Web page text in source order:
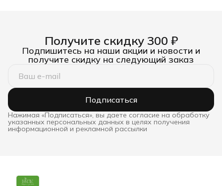
Получите скидку 300 ₽
Подпишитесь на наши акции и новости и
получите скидку на следующий заказ
Подписаться
Нажимая «Подписаться», вы даете согласие на обработку
указанных персональных данных в целях получения
информационной и рекламной рассылки